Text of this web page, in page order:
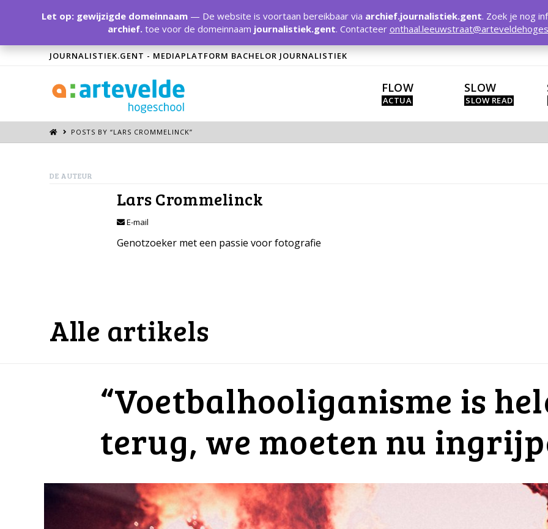
JOURNALISTIEK.GENT - MEDIAPLATFORM BACHELOR JOURNALISTIEK
FLOW SLOW
POSTS BY “LARS CROMMELINCK”
DE AUTEUR
Lars Crommelinck
E-mail
Genotzoeker met een passie voor fotografie
Alle artikels
“Voetbalhooliganisme is
terug, we moeten nu
Let op: gewijzigde domeinnaam— De website is voortaan bereikbaar via archief.journalistiek.gent. Zoek je nog
archief.toe voor de domeinnaam journalistiek.gent. Contacteer